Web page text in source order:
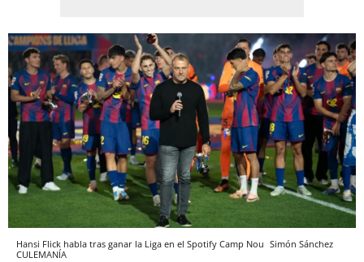
Hansi Flick habla tras ganar la Liga en el Spotify Camp Nou Simón Sánchez
CULEMANÍA